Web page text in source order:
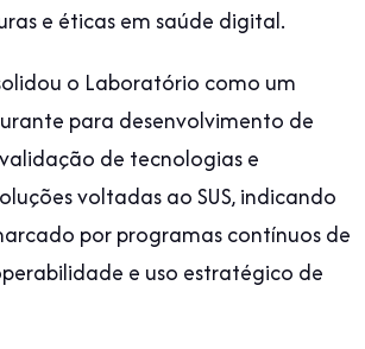
e éticas em saúde digital.
o Laboratório como um
para desenvolvimento de
de tecnologias e
voltadas ao SUS, indicando
por programas contínuos de
e uso estratégico de